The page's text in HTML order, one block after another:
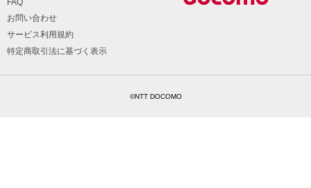
FAQ
お問い合わせ
サービス利用規約
特定商取引法に基づく表示
©NTT DOCOMO